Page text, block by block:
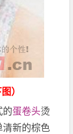
）
的蛋卷头烫
清新的棕色